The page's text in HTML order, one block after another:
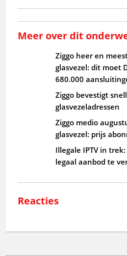
Meer over dit
Ziggo heer en
glasvezel: dit moet
680.000
Ziggo bevestigt
glasvezeladressen
Ziggo medio
glasvezel: prijs
Illegale IPTV in
legaal aanbod te
Reacties